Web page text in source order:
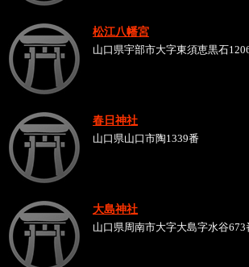
松江八幡宮
山口県宇部市大字東須恵黒石
春日神社
山口県山口市陶1339番
大島神社
山口県周南市大字大島字水谷673